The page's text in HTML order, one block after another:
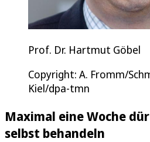
Prof. Dr. Hartmut Göbel
Copyright: A. Fromm/
Kiel/dpa-tmn
Maximal eine Woche
selbst behandeln